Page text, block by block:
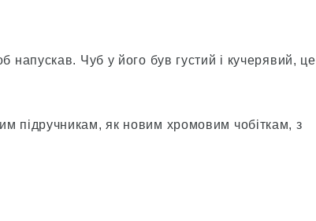
напускав. Чуб у його був густий і кучерявий, це
підручникам, як новим хромовим чобіткам, з